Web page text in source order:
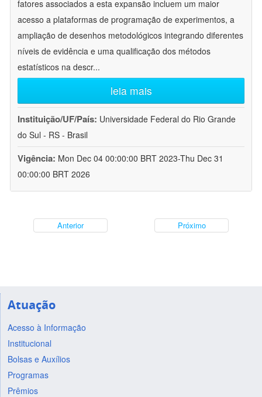
fatores associados a esta expansão incluem um maior
acesso a plataformas de programação de experimentos, a
ampliação de desenhos metodológicos integrando diferentes
níveis de evidência e uma qualificação dos métodos
estatísticos na descr...
leia mais
Instituição/UF/País: Universidade Federal do Rio Grande
do Sul - RS - Brasil
Vigência: Mon Dec 04 00:00:00 BRT 2023-Thu Dec 31
00:00:00 BRT 2026
Anterior Próximo
Atuação
Acesso à Informação
Institucional
Bolsas e Auxílios
Programas
Prêmios